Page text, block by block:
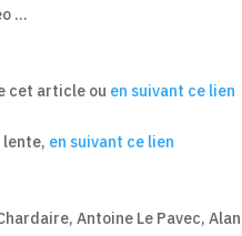
…
cet article ou en suivant ce lien
lente, en suivant ce lien
Antoine Le Pavec,